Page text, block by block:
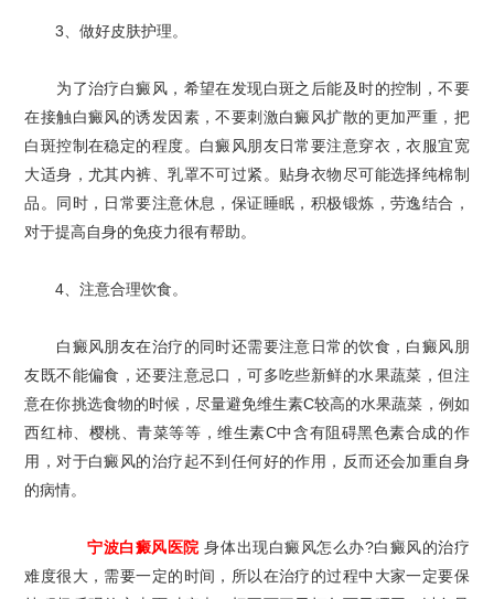
3、做好皮肤护理。
为了治疗白癜风，希望在发现白斑之后能及时的控制，不要
在接触白癜风的诱发因素，不要刺激白癜风扩散的更加严重，把
白斑控制在稳定的程度。白癜风朋友日常要注意穿衣，衣服宜宽
大适身，尤其内裤、乳罩不可过紧。贴身衣物尽可能选择纯棉制
品。同时，日常要注意休息，保证睡眠，积极锻炼，劳逸结合，
对于提高自身的免疫力很有帮助。
4、注意合理饮食。
白癜风朋友在治疗的同时还需要注意日常的饮食，白癜风朋
友既不能偏食，还要注意忌口，可多吃些新鲜的水果蔬菜，但注
意在你挑选食物的时候，尽量避免维生素C较高的水果蔬菜，例如
西红柿、樱桃、青菜等等，维生素C中含有阻碍黑色素合成的作
用，对于白癜风的治疗起不到任何好的作用，反而还会加重自身
的病情。
宁波白癜风医院身体出现白癜风怎么办?白癜风的治疗
难度很大，需要一定的时间，所以在治疗的过程中大家一定要保